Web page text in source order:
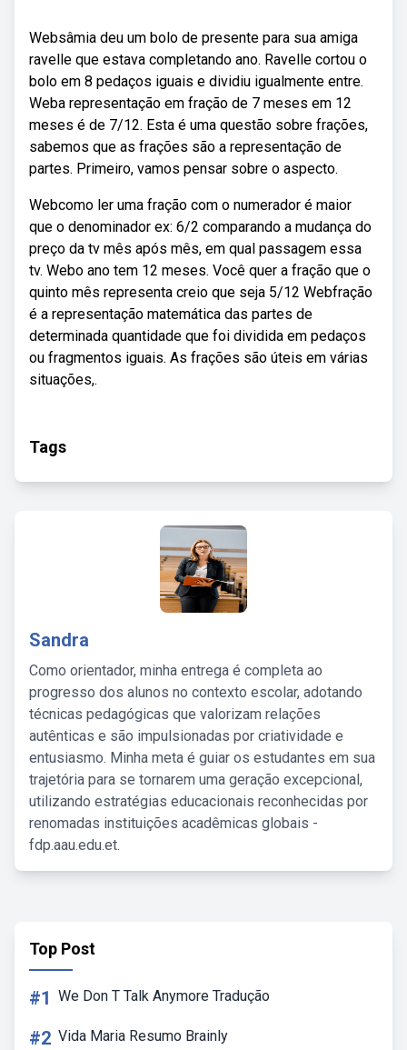
Websâmia deu um bolo de presente para sua amiga
ravelle que estava completando ano. Ravelle cortou o
bolo em 8 pedaços iguais e dividiu igualmente entre.
Weba representação em fração de 7 meses em 12
meses é de 7/12. Esta é uma questão sobre frações,
sabemos que as frações são a representação de
partes. Primeiro, vamos pensar sobre o aspecto.
Webcomo ler uma fração com o numerador é maior
que o denominador ex: 6/2 comparando a mudança do
preço da tv mês após mês, em qual passagem essa
tv. Webo ano tem 12 meses. Você quer a fração que o
quinto mês representa creio que seja 5/12 Webfração
é a representação matemática das partes de
determinada quantidade que foi dividida em pedaços
ou fragmentos iguais. As frações são úteis em várias
situações,.
Tags
Sandra
Como orientador, minha entrega é completa ao
progresso dos alunos no contexto escolar, adotando
técnicas pedagógicas que valorizam relações
autênticas e são impulsionadas por criatividade e
entusiasmo. Minha meta é guiar os estudantes em sua
trajetória para se tornarem uma geração excepcional,
utilizando estratégias educacionais reconhecidas por
renomadas instituições acadêmicas globais -
fdp.aau.edu.et.
Top Post
#1 We Don T Talk Anymore Tradução
#2 Vida Maria Resumo Brainly